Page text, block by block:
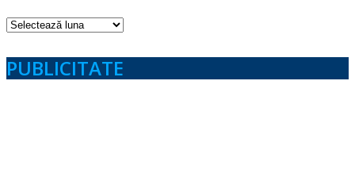
Arhiva
de
PUBLICITATE